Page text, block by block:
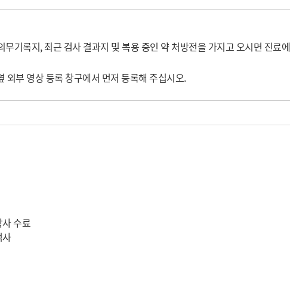
기록지, 최근 검사 결과지 및 복용 중인 약 처방전을 가지고 오시면 진료에
부 영상 등록 창구에서 먼저 등록해 주십시오.
수료